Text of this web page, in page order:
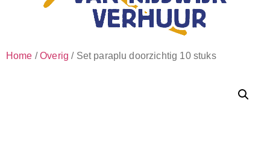
Home /Overig / Set paraplu doorzichtig 10 stuks